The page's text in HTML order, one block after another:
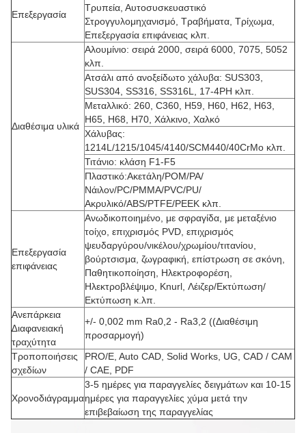
Επεξεργασία
Τρυπεία, Αυτοσυσκευαστικό
Στρογγυλομηχανισμό, Τραβήματα, Τρίχωμα,
Επεξεργασία επιφάνειας κλπ.
Διαθέσιμα υλικά
Αλουμίνιο: σειρά 2000, σειρά 6000, 7075, 5052
κλπ.
Ατσάλι από ανοξείδωτο χάλυβα: SUS303,
SUS304, SS316, SS316L, 17-4PH κλπ.
Μεταλλικό: 260, C360, H59, H60, H62, H63,
H65, H68, H70, Χάλκινο, Χαλκό
Χάλυβας:
1214L/1215/1045/4140/SCM440/40CrMo κλπ.
Τιτάνιο: κλάση F1-F5
Πλαστικό:Ακετάλη/POM/PA/
Νάιλον/PC/PMMA/PVC/PU/
Ακρυλικό/ABS/PTFE/PEEK κλπ.
Επεξεργασία
επιφάνειας
Ανωδικοποιημένο, με σφραγίδα, με μεταξένιο
τοίχο, επιχρισμός PVD, επιχρισμός
ψευδαργύρου/νικέλου/χρωμίου/τιτανίου,
βούρτσισμα, ζωγραφική, επίστρωση σε σκόνη,
Παθητικοποίηση, Ηλεκτροφορέση,
Ηλεκτροβλέψιμο, Knurl, Λέιζερ/Εκτύπωση/
Εκτύπωση κ.λπ.
Ανεπάρκεια
∆ιαφανειακή
τραχύτητα
+/- 0,002 mm Ra0,2 - Ra3,2 ((Διαθέσιμη
προσαρμογή)
Τροποποιήσεις
σχεδίων
PRO/E, Auto CAD, Solid Works, UG, CAD / CAM
/ CAE, PDF
Χρονοδιάγραμμα
3-5 ημέρες για παραγγελίες δειγμάτων και 10-15
ημέρες για παραγγελίες χύμα μετά την
επιβεβαίωση της παραγγελίας